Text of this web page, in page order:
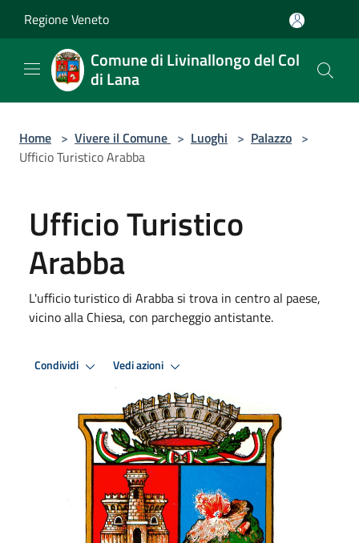
Regione Veneto
Comune di Livinallongo del Col
di Lana
Home > Vivere il Comune > Luoghi > Palazzo >
Ufficio Turistico Arabba
Ufficio Turistico
Arabba
L'ufficio turistico di Arabba si trova in centro al paese,
vicino alla Chiesa, con parcheggio antistante.
Condividi Vedi azioni